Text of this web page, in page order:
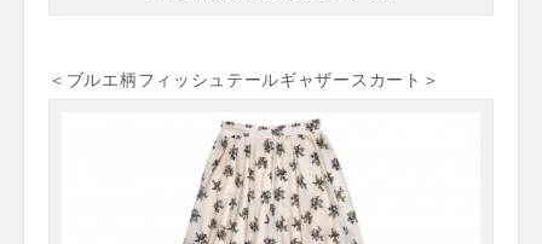
＜ブルエ柄フィッシュテールギャザースカート＞